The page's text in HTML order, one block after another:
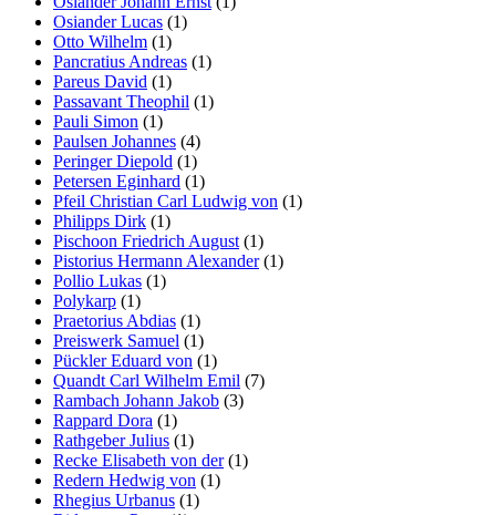
Osiander Lucas (1)
Otto Wilhelm (1)
Pancratius Andreas (1)
Pareus David (1)
Passavant Theophil (1)
Pauli Simon (1)
Paulsen Johannes (4)
Peringer Diepold (1)
Petersen Eginhard (1)
Pfeil Christian Carl Ludwig von (1)
Philipps Dirk (1)
Pischoon Friedrich August (1)
Pistorius Hermann Alexander(1)
Pollio Lukas (1)
Polykarp (1)
Praetorius Abdias (1)
Preiswerk Samuel (1)
Pückler Eduard von (1)
Quandt Carl Wilhelm Emil (7)
Rambach Johann Jakob (3)
Rappard Dora (1)
Rathgeber Julius (1)
Recke Elisabeth von der(1)
Redern Hedwig von (1)
Rhegius Urbanus (1)